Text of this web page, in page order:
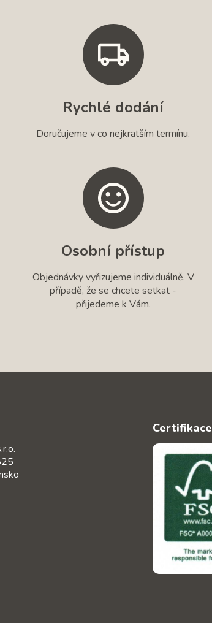
Rychlé dodání
Doručujeme v co nejkratším termínu.
Osobní přístup
Objednávky vyřizujeme individuálně. V
případě, že se chcete setkat -
přijedeme k Vám.
Certifikace